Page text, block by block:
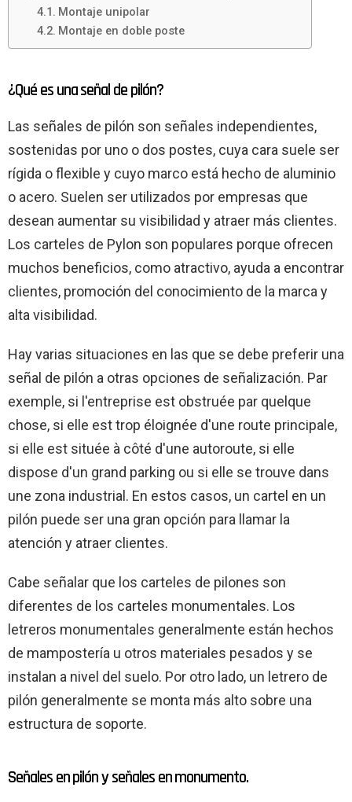
Montaje unipolar
Montaje en doble poste
¿Qué es una señal de pilón?
Las señales de pilón son señales independientes,
sostenidas por uno o dos postes, cuya cara suele ser
rígida o flexible y cuyo marco está hecho de aluminio
o acero. Suelen ser utilizados por empresas que
desean aumentar su visibilidad y atraer más clientes.
Los carteles de Pylon son populares porque ofrecen
muchos beneficios, como atractivo, ayuda a encontrar
clientes, promoción del conocimiento de la marca y
alta visibilidad.
Hay varias situaciones en las que se debe preferir una
señal de pilón a otras opciones de señalización. Par
exemple, si l'entreprise est obstruée par quelque
chose, si elle est trop éloignée d'une route principale,
si elle est située à côté d'une autoroute, si elle
dispose d'un grand parking ou si elle se trouve dans
une zona industrial. En estos casos, un cartel en un
pilón puede ser una gran opción para llamar la
atención y atraer clientes.
Cabe señalar que los carteles de pilones son
diferentes de los carteles monumentales. Los
letreros monumentales generalmente están hechos
de mampostería u otros materiales pesados ​​y se
instalan a nivel del suelo. Por otro lado, un letrero de
pilón generalmente se monta más alto sobre una
estructura de soporte.
Señales en pilón y señales en monumento.